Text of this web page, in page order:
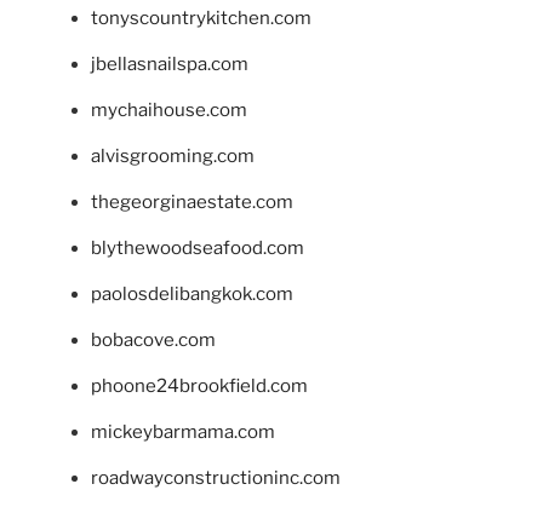
tonyscountrykitchen.com
jbellasnailspa.com
mychaihouse.com
alvisgrooming.com
thegeorginaestate.com
blythewoodseafood.com
paolosdelibangkok.com
bobacove.com
phoone24brookfield.com
mickeybarmama.com
roadwayconstructioninc.com